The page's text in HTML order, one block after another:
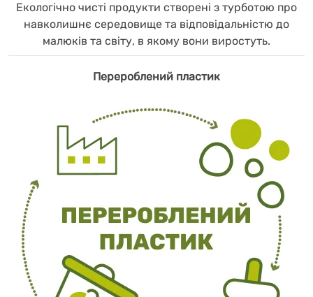
Екологічно чисті продукти створені з турботою про
навколишнє середовище та відповідальністю до
малюків та світу, в якому вони виростуть.
Перероблений пластик